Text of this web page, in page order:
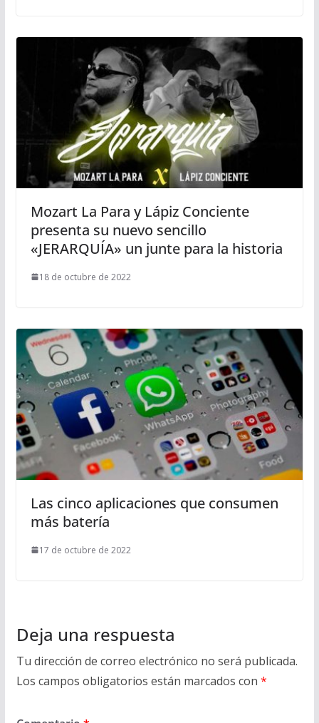
Mozart La Para y Lápiz Conciente
presenta su nuevo sencillo
«JERARQUÍA» un junte para la historia
18 de octubre de 2022
Las cinco aplicaciones que consumen
más batería
17 de octubre de 2022
Deja una respuesta
Tu dirección de correo electrónico no será publicada.
Los campos obligatorios están marcados con *